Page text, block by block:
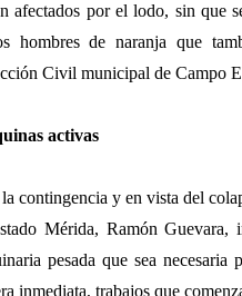
afectados por el lodo, sin que
hombres de naranja que
Civil municipal de Campo
activas
contingencia y en vista del
Mérida, Ramón
pesada que sea
inmediata, trabajos que